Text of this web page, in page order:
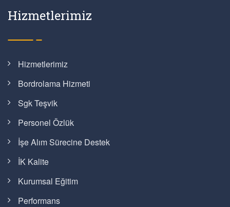
Hizmetlerimiz
Hizmetlerimiz
Bordrolama Hizmeti
Sgk Teşvik
Personel Özlük
İşe Alım Sürecine Destek
İK Kalite
Kurumsal Eğitim
Performans